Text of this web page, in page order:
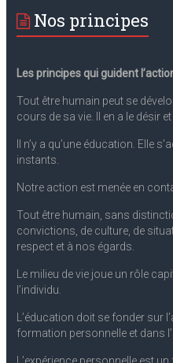
Nos principes
Les principes qui guident
Tout être humain peut se
cours de sa vie. II en a le désir
II n’y a qu’une éducation. Elle
instants.
Notre action est menée en
Tout être humain, sans
convictions, de culture, de
respect et à nos égards.
Le milieu de vie joue un rôle
l’individu.
L’éducation doit se fonder sur
formation personnelle et dans
L’expérience personnelle est